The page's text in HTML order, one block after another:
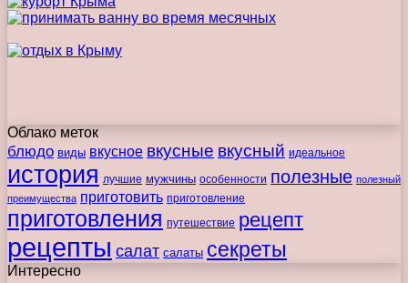
Облако меток
блюдо виды вкусное вкусные вкусный идеальное
история лучшие мужчины особенности полезные полезный
преимущества приготовить приготовление
приготовления путешествие рецепт
рецепты салат салаты секреты
Интересно